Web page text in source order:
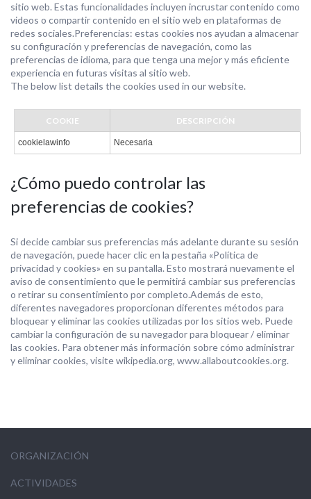
sitio web. Estas funcionalidades incluyen incrustar contenido como
videos o compartir contenido en el sitio web en plataformas de
redes sociales.Preferencias: estas cookies nos ayudan a almacenar
su configuración y preferencias de navegación, como las
preferencias de idioma, para que tenga una mejor y más eficiente
experiencia en futuras visitas al sitio web.
The below list details the cookies used in our website.
COOKIE DESCRIPCIÓN
cookielawinfo Necesaria
¿Cómo puedo controlar las
preferencias de cookies?
Si decide cambiar sus preferencias más adelante durante su sesión
de navegación, puede hacer clic en la pestaña «Política de
privacidad y cookies» en su pantalla. Esto mostrará nuevamente el
aviso de consentimiento que le permitirá cambiar sus preferencias
o retirar su consentimiento por completo.Además de esto,
diferentes navegadores proporcionan diferentes métodos para
bloquear y eliminar las cookies utilizadas por los sitios web. Puede
cambiar la configuración de su navegador para bloquear / eliminar
las cookies. Para obtener más información sobre cómo administrar
y eliminar cookies, visite wikipedia.org, www.allaboutcookies.org.
ORGANIZACIÓN
ACTIVIDADES